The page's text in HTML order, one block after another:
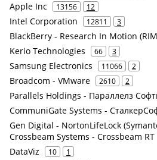
Apple Inc 13156 12
Intel Corporation 12811 3
BlackBerry - Research In Motion
Kerio Technologies 66 3
Samsung Electronics 11066 2
Broadcom - VMware 2610 2
Parallels Holdings - Параллелз
CommuniGate Systems -
Gen Digital - NortonLifeLock
Crossbeam Systems - Crossbeam RT
DataViz 10 1